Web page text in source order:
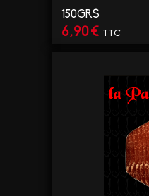
150GRS
6,90€ TTC